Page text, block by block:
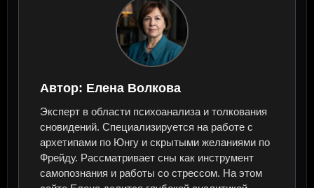
Автор: Елена Волкова
Эксперт в области психоанализа и толкования
сновидений. Специализируется на работе с
архетипами по Юнгу и скрытыми желаниями по
Фрейду. Рассматривает сны как инструмент
самопознания и работы со стрессом. На этом